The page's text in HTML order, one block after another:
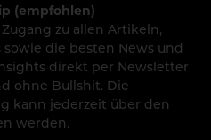
(empfohlen)
zu allen Artikeln,
sowie die besten News und
direkt per Newsletter
ohne Bullshit. Die
kann jederzeit über den
werden.